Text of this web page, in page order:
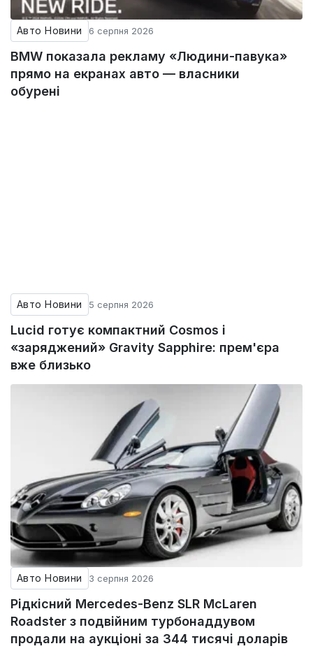
Авто Новини 6 серпня 2026
BMW показала рекламу «Людини-павука»
прямо на екранах авто — власники
обурені
Авто Новини 5 серпня 2026
Lucid готує компактний Cosmos і
«заряджений» Gravity Sapphire: прем'єра
вже близько
Авто Новини 3 серпня 2026
Рідкісний Mercedes-Benz SLR McLaren
Roadster з подвійним турбонаддувом
продали на аукціоні за 344 тисячі доларів